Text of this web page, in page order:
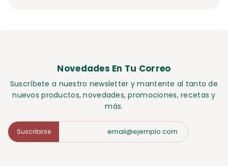
Novedades En Tu Correo
Suscríbete a nuestro newsletter y mantente al tanto de
nuevos productos, novedades, promociones, recetas y
más.
Suscribirse